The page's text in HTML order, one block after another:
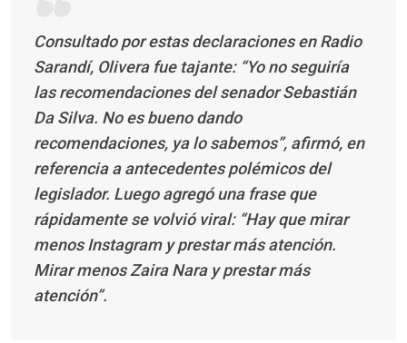
Consultado por estas declaraciones en Radio
Sarandí, Olivera fue tajante: “Yo no seguiría
las recomendaciones del senador Sebastián
Da Silva. No es bueno dando
recomendaciones, ya lo sabemos”, afirmó, en
referencia a antecedentes polémicos del
legislador. Luego agregó una frase que
rápidamente se volvió viral: “Hay que mirar
menos Instagram y prestar más atención.
Mirar menos Zaira Nara y prestar más
atención”.